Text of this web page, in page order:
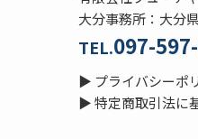
大分事務所：大分
TEL.097-
▶ プライバシーポ
▶特定商取引法に